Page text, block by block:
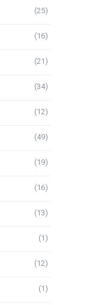
(25)
(16)
(21)
(34)
(12)
(49)
(19)
(16)
(13)
(1)
(12)
(1)